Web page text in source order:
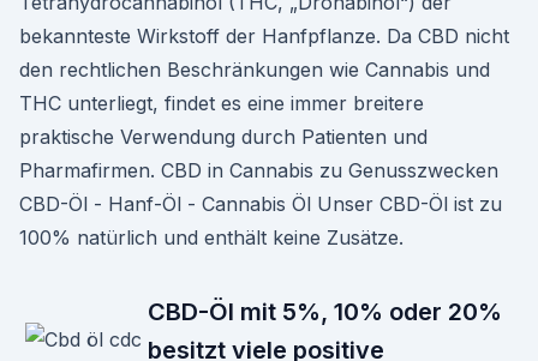
bekannteste Wirkstoff der Hanfpflanze. Da CBD nicht
den rechtlichen Beschränkungen wie Cannabis und
THC unterliegt, findet es eine immer breitere
praktische Verwendung durch Patienten und
Pharmafirmen. CBD in Cannabis zu Genusszwecken
CBD-Öl - Hanf-Öl - Cannabis Öl Unser CBD-Öl ist zu
100% natürlich und enthält keine Zusätze.
CBD-Öl mit 5%, 10% oder 20%
besitzt viele positive